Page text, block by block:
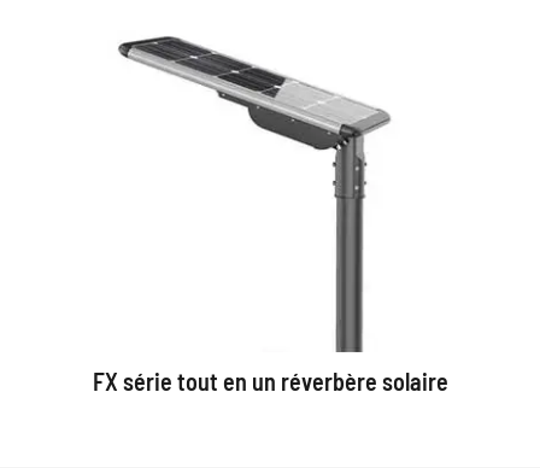
FX série tout en un réverbère solaire